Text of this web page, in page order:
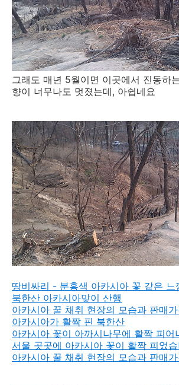
그래도 매년 5월이면 이곳에서 진동하
향이 너무나도 멋졌는데, 아쉽네요
땅비싸리 - 분홍색 아카시아 꽃 같은 느
북한산 아카시아맞이 산행
아카시아 꿀 채취 현장의 모습과 판매가
아카시아가 활짝 핀 북한산
아카시아 꽃이 아까시나무에 활짝 피어
서울 곳곳에 아카시아 꽃이 활짝 피었
아카시아 꿀 채취 현장의 모습과 판매가